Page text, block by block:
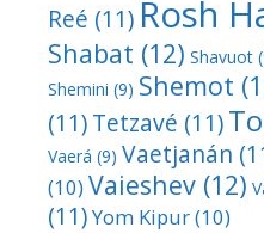
Reé (11) Rosh
Shabat (12) Shavuot
Shemini (9) Shemot
(11)Tetzavé (11)
Vaerá (9) Vaetjanán
(10) Vaieshev (12)
(11)Yom Kipur(10)